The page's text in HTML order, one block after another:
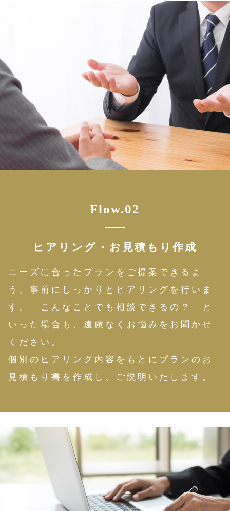
Flow.02
ヒアリング・お見積もり作成
ニーズに合ったプランをご提案できるよ
う、事前にしっかりとヒアリングを行いま
す。「こんなことでも相談できるの？」と
いった場合も、遠慮なくお悩みをお聞かせ
ください。
個別のヒアリング内容をもとにプランのお
見積もり書を作成し、ご説明いたします。